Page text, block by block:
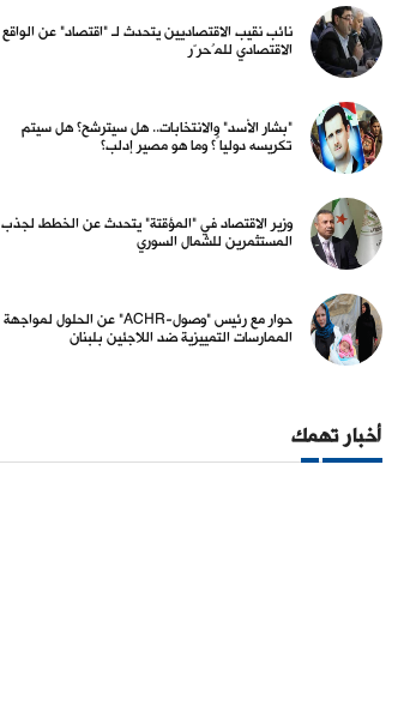
نائب نقيب الاقتصاديين يتحدث لـ "اقتصاد" عن الواقع
الاقتصادي للمُحرّر
"بشار الأسد" والانتخابات.. هل سيترشح؟ هل سيتم
تكريسه دولياً؟ وما هو مصير إدلب؟
وزير الاقتصاد في "المؤقتة" يتحدث عن الخطط لجذب
المستثمرين للشمال السوري
حوار مع رئيس "وصول-ACHR" عن الحلول لمواجهة
الممارسات التمييزية ضد اللاجئين بلبنان
أخبار تهمك